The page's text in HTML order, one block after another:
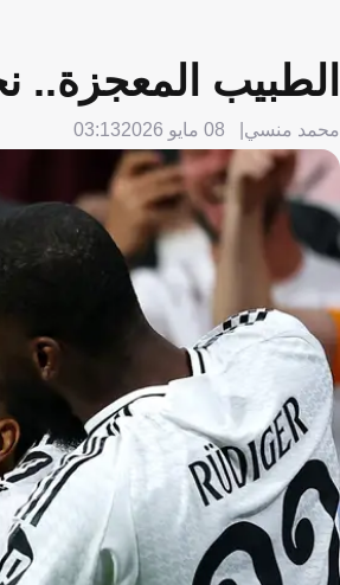
الطبيب المعجزة..
محمد منسي 08 مايو 2026 03:13